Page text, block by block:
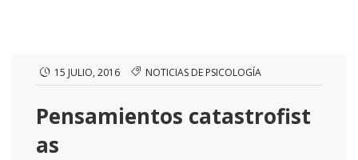
15 JULIO, 2016 NOTICIAS DE PSICOLOGÍA
Pensamientos catastrofist
as